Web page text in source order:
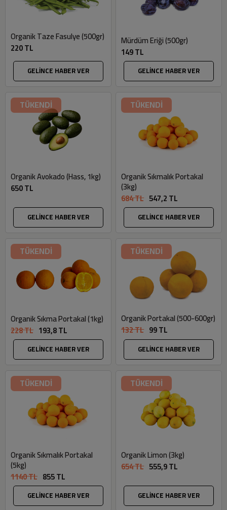
Organik Taze Fasulye (500gr)
220 TL
GELİNCE HABER VER
Mürdüm Eriği (500gr)
149 TL
GELİNCE HABER VER
TÜKENDİ
Organik Avokado (Hass, 1kg)
650 TL
GELİNCE HABER VER
TÜKENDİ
Organik Sıkmalık Portakal
(3kg)
684 TL 547,2 TL
GELİNCE HABER VER
TÜKENDİ
Organik Sıkma Portakal (1kg)
228 TL 193,8 TL
GELİNCE HABER VER
TÜKENDİ
Organik Portakal (500-600gr)
132 TL 99 TL
GELİNCE HABER VER
TÜKENDİ
Organik Sıkmalık Portakal
(5kg)
1140 TL 855 TL
GELİNCE HABER VER
TÜKENDİ
Organik Limon (3kg)
654 TL 555,9 TL
GELİNCE HABER VER